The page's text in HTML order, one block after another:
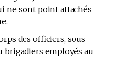
ne sont point attachés
des officiers, sous-
brigadiers employés au